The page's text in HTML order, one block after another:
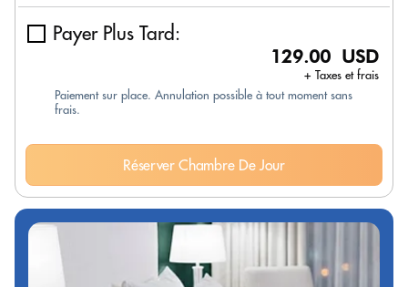
Payer Plus Tard:
129.00 USD
+ Taxes et frais
Paiement sur place. Annulation possible à tout moment sans
frais.
Réserver Chambre De Jour